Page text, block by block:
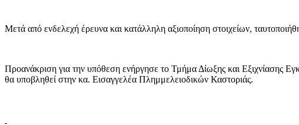
Μετά από ενδελεχή έρευνα και κατάλληλη αξιοποίηση στοιχείων,
Προανάκριση για την υπόθεση ενήργησε το Τμήμα Δίωξης και Εξιχνίασης
θα υποβληθεί στην κα. Εισαγγελέα Πλημμελειοδικών Καστοριάς.